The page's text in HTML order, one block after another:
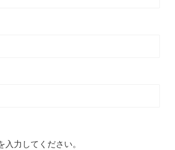
入力してください。